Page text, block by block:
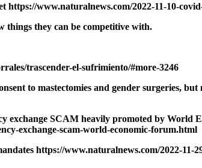
www.naturalnews.com/2022-11-10-
things they can be competitive with.
trascender-el-sufrimiento/#more-3246
to mastectomies and gender surgeries,
SCAM heavily promoted by World
exchange-scam-world-economic-forum.html
https://www.naturalnews.com/2022-